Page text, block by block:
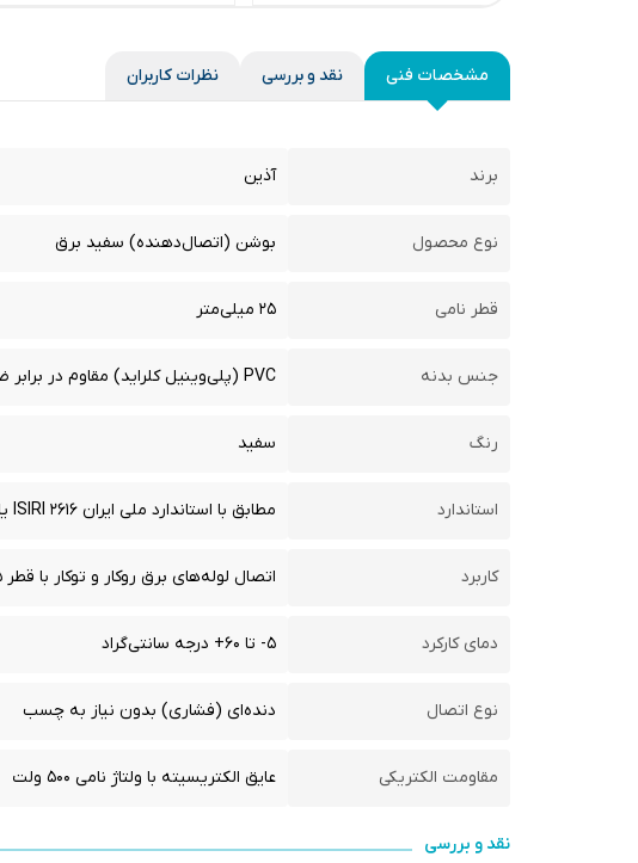
مشخصات فنی نقد و بررسی نظرات کاربران
برند آذین
نوع محصول بوشن (اتصال‌دهنده) سفید برق
قطر نامی ۲۵ میلی‌متر
جنس بدنه PVC (پلی‌وینیل کلراید) مقاوم در برابر ضربه
رنگ سفید
استاندارد مطابق با استاندارد ملی ایران ISIRI ۲۶۱۶ یا معادل بین‌المللی IEC ۶۱۳۸۶
کاربرد اتصال لوله‌های برق روکار و توکار با قطر ۲۵ میلی‌متر
دمای کارکرد ۵- تا ۶۰+ درجه سانتی‌گراد
نوع اتصال دنده‌ای (فشاری) بدون نیاز به چسب
مقاومت الکتریکی عایق الکتریسیته با ولتاژ نامی ۵۰۰ ولت
نقد و بررسی